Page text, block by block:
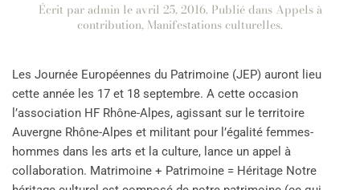
Écrit paradmin leavril 25, 2016. Publié dans Appels à
contribution, Manifestations culturelles.
Les Journée Européennes du Patrimoine (JEP) auront lieu
cette année les 17 et 18 septembre. A cette occasion
l’association HF Rhône-Alpes, agissant sur le territoire
Auvergne Rhône-Alpes et militant pour l’égalité femmes-
hommes dans les arts et la culture, lance un appel à
collaboration. Matrimoine + Patrimoine = Héritage Notre